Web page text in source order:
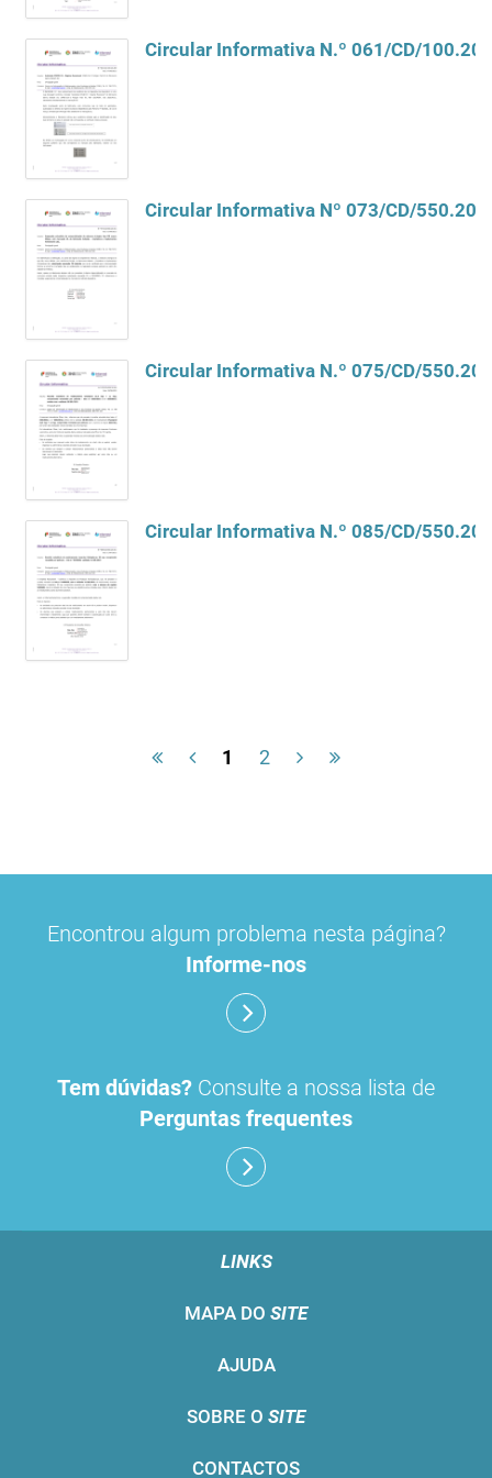
1 2
Encontrou algum problema nesta página?
Informe-nos
Tem dúvidas? Consulte a nossa lista de
Perguntas frequentes
LINKS
MAPA DO SITE
AJUDA
SOBRE O SITE
CONTACTOS